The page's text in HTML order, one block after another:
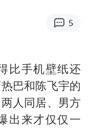
序停课
36岁男演员成景区NPC后人气爆棚
业高质量发展
台当局重金为“台独”织“皇帝新衣”
5
比手机壁纸还
巴和陈飞宇的
人同居、男方
出来才仅仅一